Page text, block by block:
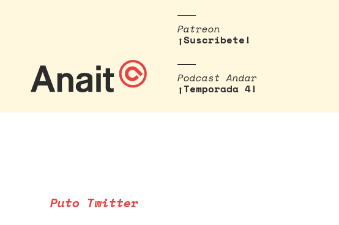
Patreon
¡Suscríbete!
Podcast Andar
¡Temporada 4!
Puto Twitter